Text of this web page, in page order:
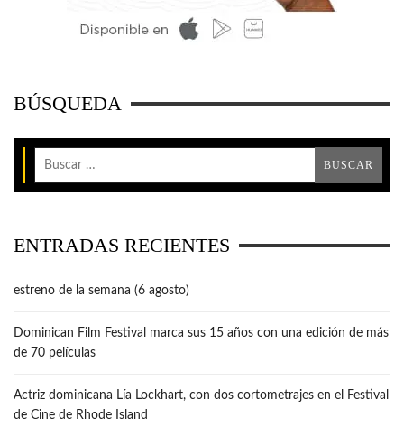
BÚSQUEDA
ENTRADAS RECIENTES
estreno de la semana (6 agosto)
Dominican Film Festival marca sus 15 años con una edición de más
de 70 películas
Actriz dominicana Lía Lockhart, con dos cortometrajes en el Festival
de Cine de Rhode Island